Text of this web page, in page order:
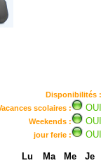
Disponibilités :
scolaires :
OUI
Weekends : OUI
jour ferie : OUI
Lu Ma Me
Je